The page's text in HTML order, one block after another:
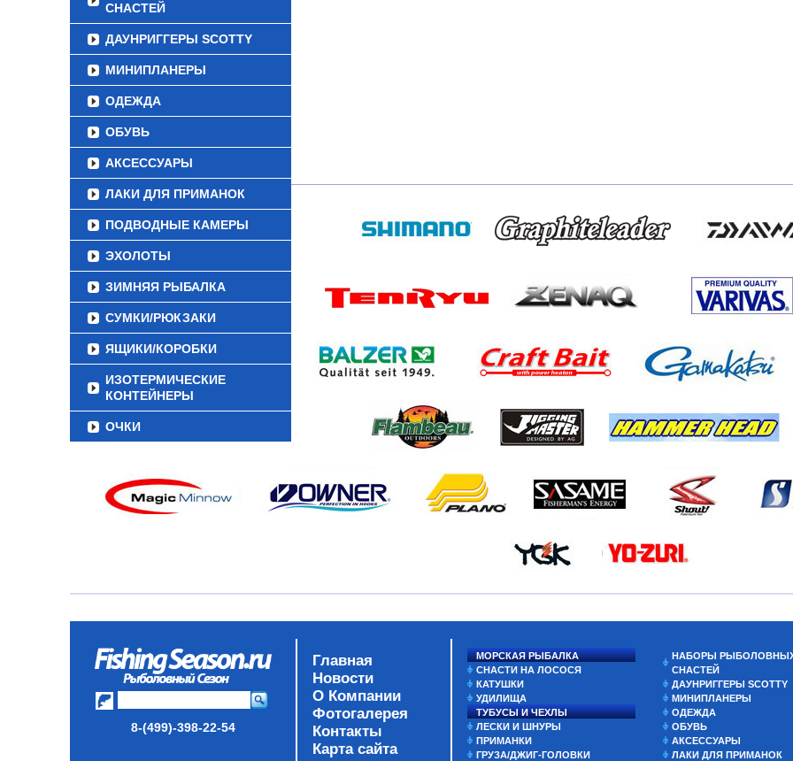
СНАСТЕЙ
ДАУНРИГГЕРЫ SCOTTY
МИНИПЛАНЕРЫ
ОДЕЖДА
ОБУВЬ
АКСЕССУАРЫ
ЛАКИ ДЛЯ ПРИМАНОК
ПОДВОДНЫЕ КАМЕРЫ
ЭХОЛОТЫ
ЗИМНЯЯ РЫБАЛКА
СУМКИ/РЮКЗАКИ
ЯЩИКИ/КОРОБКИ
ИЗОТЕРМИЧЕСКИЕ
КОНТЕЙНЕРЫ
ОЧКИ
8-(499)-398-22-54
Главная
Новости
О Компании
Фотогалерея
Контакты
Карта сайта
МОРСКАЯ РЫБАЛКА
СНАСТИ НА ЛОСОСЯ
КАТУШКИ
УДИЛИЩА
ТУБУСЫ И ЧЕХЛЫ
ЛЕСКИ И ШНУРЫ
ПРИМАНКИ
ГРУЗА/ДЖИГ-ГОЛОВКИ
НАБОРЫ
СНАСТЕЙ
ДАУНРИГГЕРЫ SCOTTY
МИНИПЛАНЕРЫ
ОДЕЖДА
ОБУВЬ
АКСЕССУАРЫ
ЛАКИ ДЛЯ ПРИМАНОК